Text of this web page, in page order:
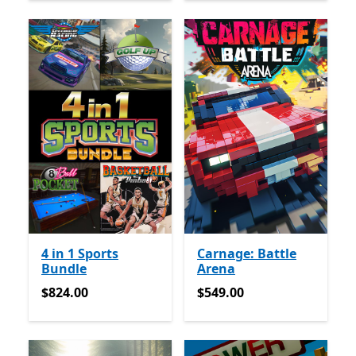
4 in 1 Sports
Bundle
$824.00
$824.00
Carnage: Battle
Arena
$549.00
$549.00